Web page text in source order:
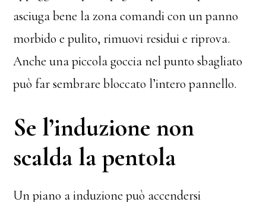
asciuga bene la zona comandi con un panno
morbido e pulito, rimuovi residui e riprova.
Anche una piccola goccia nel punto sbagliato
può far sembrare bloccato l’intero pannello.
Se l’induzione non
scalda la pentola
Un piano a induzione può accendersi